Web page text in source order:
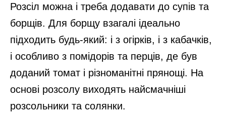
Розсіл можна і треба додавати до супів та
борщів. Для борщу взагалі ідеально
підходить будь-який: і з огірків, і з кабачків,
і особливо з помідорів та перців, де був
доданий томат і різноманітні прянощі. На
основі розсолу виходять найсмачніші
розсольники та солянки.